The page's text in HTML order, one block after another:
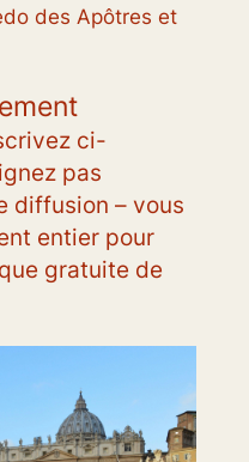
des Apôtres et
ci-
pas
diffusion – vous
entier pour
gratuite de